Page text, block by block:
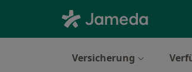
Versicherung